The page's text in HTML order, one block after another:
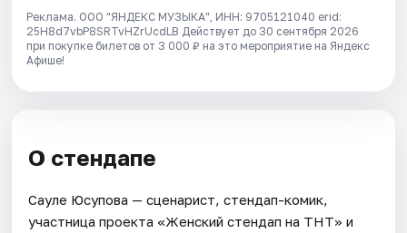
Реклама. ООО "ЯНДЕКС МУЗЫКА", ИНН: 9705121040 erid:
25H8d7vbP8SRTvHZrUcdLB Действует до 30 сентября 2026
при покупке билетов от 3 000 ₽ на это мероприятие на Яндекс
Афише!
О стендапе
Сауле Юсупова — сценарист, стендап-комик,
участница проекта «Женский стендап на ТНТ» и